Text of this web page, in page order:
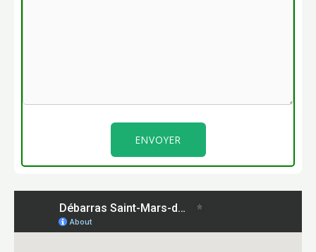
ENVOYER